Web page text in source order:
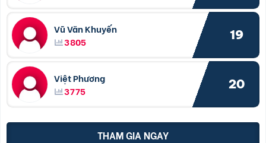
Vũ Văn Khuyến
3805
19
Việt Phương
3775
20
THAM GIA NGAY